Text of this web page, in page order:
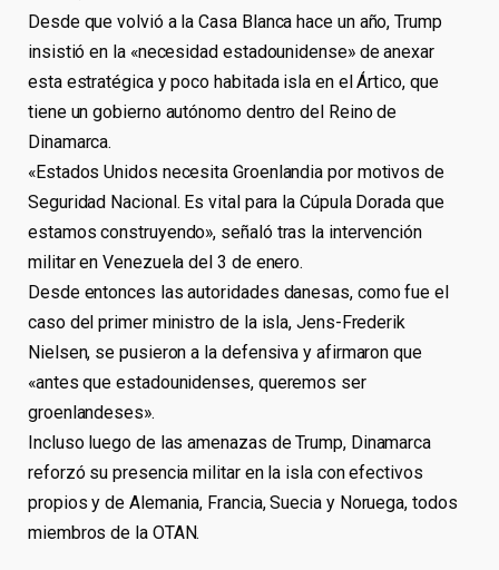
Desde que volvió a la Casa Blanca hace un año, Trump
insistió en la «necesidad estadounidense» de anexar
esta estratégica y poco habitada isla en el Ártico, que
tiene un gobierno autónomo dentro del Reino de
Dinamarca.
«Estados Unidos necesita Groenlandia por motivos de
Seguridad Nacional. Es vital para la Cúpula Dorada que
estamos construyendo», señaló tras la intervención
militar en Venezuela del 3 de enero.
Desde entonces las autoridades danesas, como fue el
caso del primer ministro de la isla, Jens-Frederik
Nielsen, se pusieron a la defensiva y afirmaron que
«antes que estadounidenses, queremos ser
groenlandeses».
Incluso luego de las amenazas de Trump, Dinamarca
reforzó su presencia militar en la isla con efectivos
propios y de Alemania, Francia, Suecia y Noruega, todos
miembros de la OTAN.